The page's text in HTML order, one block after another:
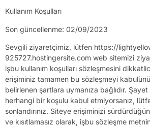
Kullanım Koşulları
Son güncellenme: 02/09/2023
Sevgili ziyaretçimiz, lütfen https://
925727.hostingersite.com web sitemizi
işbu kullanım koşulları sözleşmesini
erişiminiz tamamen bu sözleşmeyi
belirlenen şartlara uymanıza bağlıdır.
herhangi bir koşulu kabul etmiyorsanız,
sonlandırınız. Siteye erişiminizi
ve kısıtlamasız olarak, işbu sözleşme